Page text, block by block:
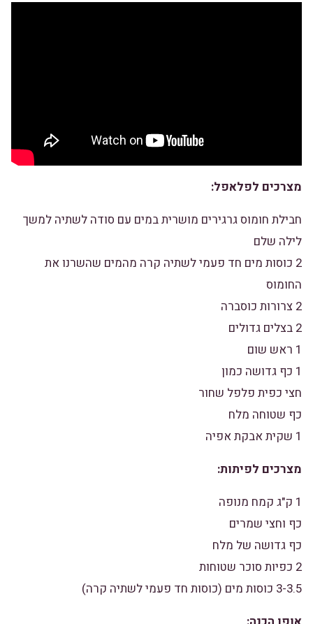
מצרכים לפלאפל:
חבילת חומוס גרגירים מושרית במים עם סודה לשתיה למשך
לילה שלם
2 כוסות מים חד פעמי לשתיה קרה מהמים שהשרנו את
החומוס
2 צרורות כוסברה
2 בצלים גדולים
1 ראש שום
1 כף גדושה כמון
חצי כפית פלפל שחור
כף שטוחה מלח
1 שקית אבקת אפיה
מצרכים לפיתות:
1 ק"ג קמח מנופה
כף וחצי שמרים
כף גדושה של מלח
2 כפיות סוכר שטוחות
3-3.5 כוסות מים (כוסות חד פעמי לשתיה קרה)